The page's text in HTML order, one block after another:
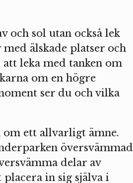
och sol utan också lek
älskade platser och
leka med tanken om
om en högre
ser du och vilka
ett allvarligt ämne.
översvämmad
delar av
in sig själva i